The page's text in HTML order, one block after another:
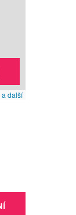
a další